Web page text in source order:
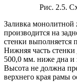
Рис. 2.5.
Заливка монолитной
производится на
стенки выполняется
Нижняя часть
500,0 мм. ниже дна и
Высота не должна
верхнего края рамы